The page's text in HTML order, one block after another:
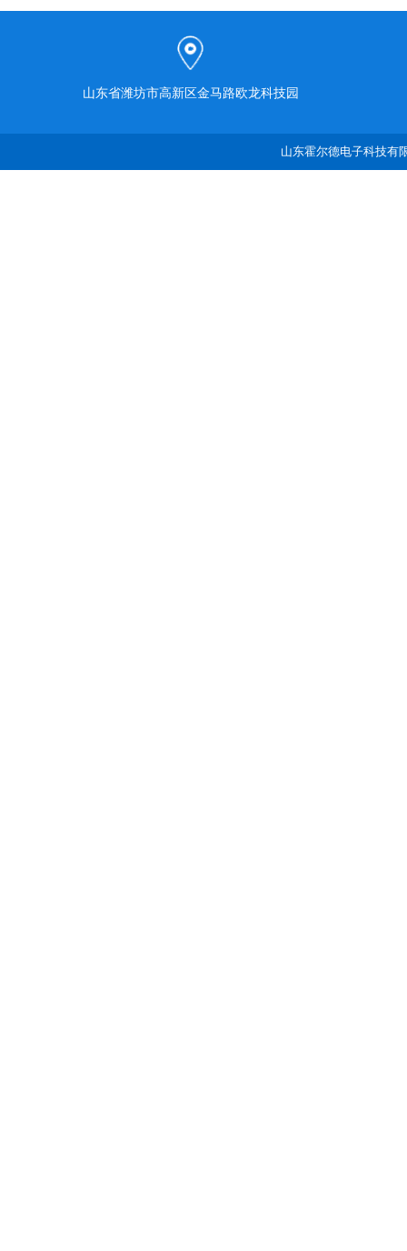
山东省潍坊市高新区金马路欧龙科技园
山东霍尔德电子科技有